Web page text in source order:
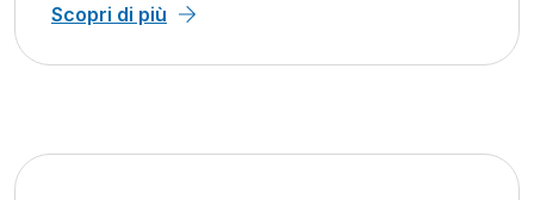
Scopri di più